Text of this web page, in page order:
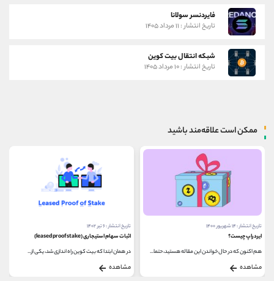
فایردنسر سولانا
تاریخ انتشار : ۱۱ مرداد ۱۴۰۵
شبکه انتقال بیت کوین
تاریخ انتشار : ۱۰ مرداد ۱۴۰۵
ممکن است علاقه‌مند باشید
تاریخ انتشار : ۱۴ شهریور ۱۴۰۰
ایردراپ چیست؟
هم اکنون که در حال خواندن این مقاله هستید، حتما...
مشاهده
تاریخ انتشار : ۶ تیر ۱۴۰۲
اثبات سهام استیجاری (leased proof stake)
در همان ابتدا که بیت کوین راه اندازی شد، یکی از...
مشاهده